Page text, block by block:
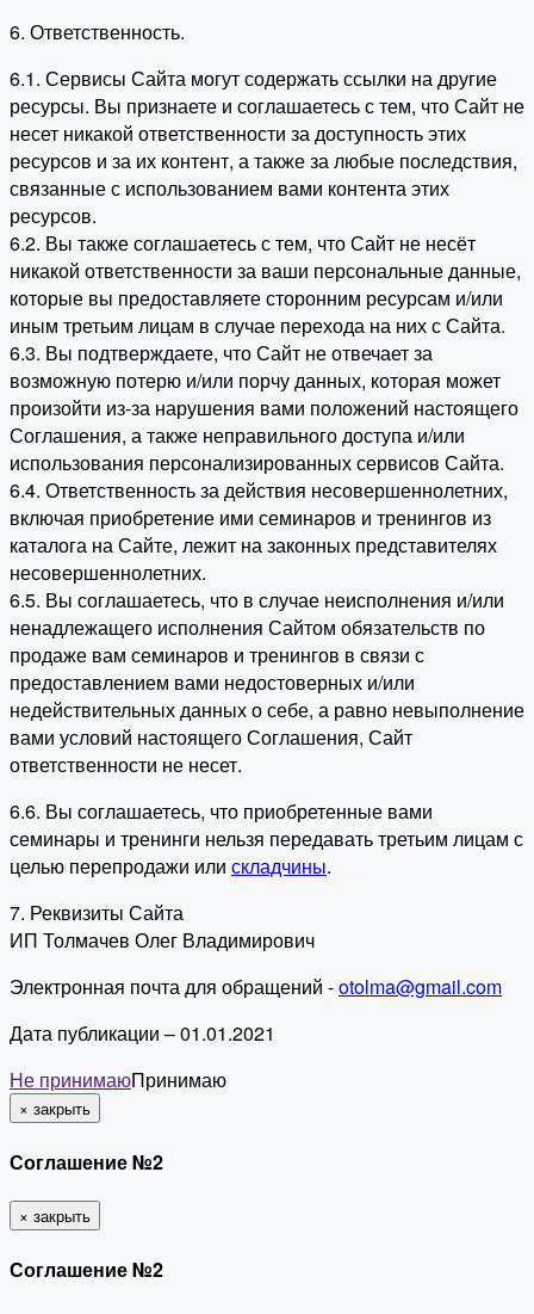
6. Ответственность.
6.1. Сервисы Сайта могут содержать ссылки на другие
ресурсы. Вы признаете и соглашаетесь с тем, что Сайт не
несет никакой ответственности за доступность этих
ресурсов и за их контент, а также за любые последствия,
связанные с использованием вами контента этих
ресурсов.
6.2. Вы также соглашаетесь с тем, что Сайт не несёт
никакой ответственности за ваши персональные данные,
которые вы предоставляете сторонним ресурсам и/или
иным третьим лицам в случае перехода на них с Сайта.
6.3. Вы подтверждаете, что Сайт не отвечает за
возможную потерю и/или порчу данных, которая может
произойти из-за нарушения вами положений настоящего
Соглашения, а также неправильного доступа и/или
использования персонализированных сервисов Сайта.
6.4. Ответственность за действия несовершеннолетних,
включая приобретение ими семинаров и тренингов из
каталога на Сайте, лежит на законных представителях
несовершеннолетних.
6.5. Вы соглашаетесь, что в случае неисполнения и/или
ненадлежащего исполнения Сайтом обязательств по
продаже вам семинаров и тренингов в связи с
предоставлением вами недостоверных и/или
недействительных данных о себе, а равно невыполнение
вами условий настоящего Соглашения, Сайт
ответственности не несет.
6.6. Вы соглашаетесь, что приобретенные вами
семинары и тренинги нельзя передавать третьим лицам с
целью перепродажи или складчины.
7. Реквизиты Сайта
ИП Толмачев Олег Владимирович
Электронная почта для обращений -otolma@gmail.com
Дата публикации – 01.01.2021
Не принимаюПринимаю
× закрыть
Соглашение №2
× закрыть
Соглашение №2